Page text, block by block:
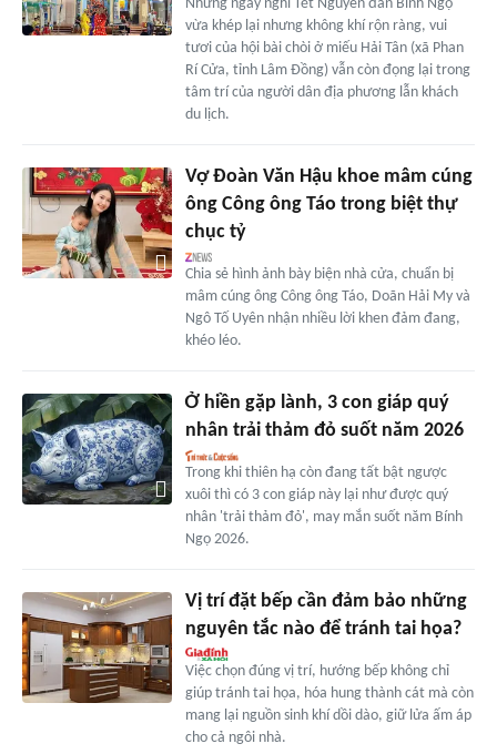
Những ngày nghỉ Tết Nguyên đán Bính Ngọ
vừa khép lại nhưng không khí rộn ràng, vui
tươi của hội bài chòi ở miếu Hải Tân (xã Phan
Rí Cửa, tỉnh Lâm Đồng) vẫn còn đọng lại trong
tâm trí của người dân địa phương lẫn khách
du lịch.
Vợ Đoàn Văn Hậu khoe mâm cúng
ông Công ông Táo trong biệt thự
chục tỷ
Chia sẻ hình ảnh bày biện nhà cửa, chuẩn bị
mâm cúng ông Công ông Táo, Doãn Hải My và
Ngô Tố Uyên nhận nhiều lời khen đảm đang,
khéo léo.
Ở hiền gặp lành, 3 con giáp quý
nhân trải thảm đỏ suốt năm 2026
Trong khi thiên hạ còn đang tất bật ngược
xuôi thì có 3 con giáp này lại như được quý
nhân 'trải thảm đỏ', may mắn suốt năm Bính
Ngọ 2026.
Vị trí đặt bếp cần đảm bảo những
nguyên tắc nào để tránh tai họa?
Việc chọn đúng vị trí, hướng bếp không chỉ
giúp tránh tai họa, hóa hung thành cát mà còn
mang lại nguồn sinh khí dồi dào, giữ lửa ấm áp
cho cả ngôi nhà.